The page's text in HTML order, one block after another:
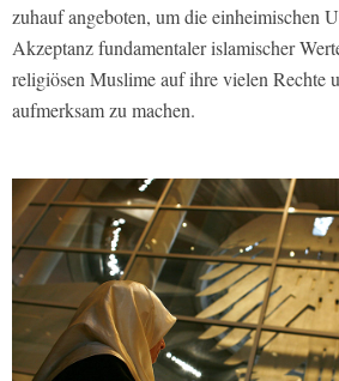
zuhauf angeboten, um die einheimischen
Akzeptanz fundamentaler islamischer
religiösen Muslime auf ihre vielen Rechte
aufmerksam zu machen.